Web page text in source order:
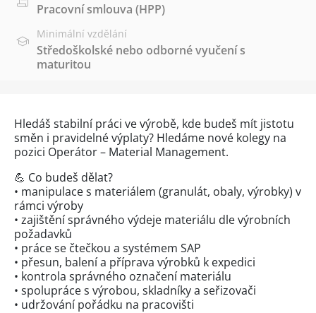
Pracovní smlouva (HPP)
Minimální vzdělání
Středoškolské nebo odborné vyučení s
maturitou
Hledáš stabilní práci ve výrobě, kde budeš mít jistotu
směn i pravidelné výplaty? Hledáme nové kolegy na
pozici Operátor – Material Management.
💪 Co budeš dělat?
• manipulace s materiálem (granulát, obaly, výrobky) v
rámci výroby
• zajištění správného výdeje materiálu dle výrobních
požadavků
• práce se čtečkou a systémem SAP
• přesun, balení a příprava výrobků k expedici
• kontrola správného označení materiálu
• spolupráce s výrobou, skladníky a seřizovači
• udržování pořádku na pracovišti